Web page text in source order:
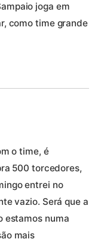
joga em
como time grande
o time, é
500 torcedores,
entrei no
vazio. Será que a
estamos numa
mais